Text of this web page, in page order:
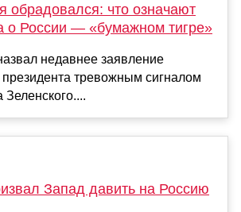
обрадовался: что означают
о России — «бумажном тигре»
недавнее заявление
президента тревожным сигналом
Запад давить на Россию